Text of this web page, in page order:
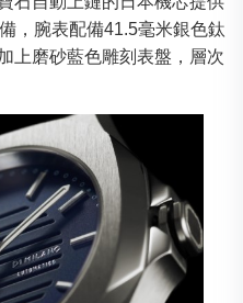
，腕表配備41.5毫米銀色鈦
上磨砂藍色雕刻表盤，層次